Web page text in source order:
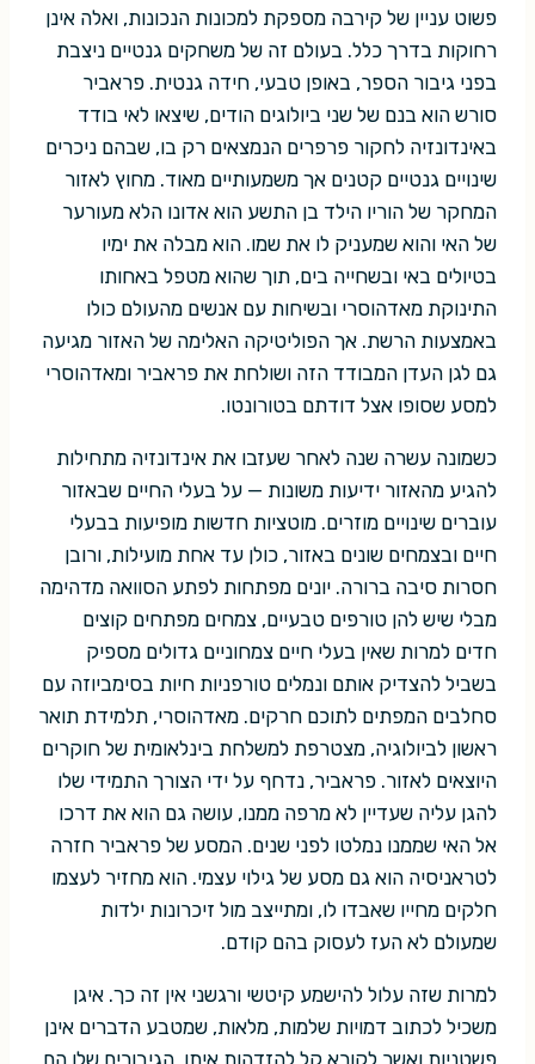
פשוט עניין של קירבה מספקת למכונות הנכונות, ואלה אינן
רחוקות בדרך כלל. בעולם זה של משחקים גנטיים ניצבת
בפני גיבור הספר, באופן טבעי, חידה גנטית. פראביר
סורש הוא בנם של שני ביולוגים הודים, שיצאו לאי בודד
באינדונזיה לחקור פרפרים הנמצאים רק בו, שבהם ניכרים
שינויים גנטיים קטנים אך משמעותיים מאוד. מחוץ לאזור
המחקר של הוריו הילד בן התשע הוא אדונו הלא מעורער
של האי והוא שמעניק לו את שמו. הוא מבלה את ימיו
בטיולים באי ובשחייה בים, תוך שהוא מטפל באחותו
התינוקת מאדהוסרי ובשיחות עם אנשים מהעולם כולו
באמצעות הרשת. אך הפוליטיקה האלימה של האזור מגיעה
גם לגן העדן המבודד הזה ושולחת את פראביר ומאדהוסרי
למסע שסופו אצל דודתם בטורונטו.
כשמונה עשרה שנה לאחר שעזבו את אינדונזיה מתחילות
להגיע מהאזור ידיעות משונות — על בעלי החיים שבאזור
עוברים שינויים מוזרים. מוטציות חדשות מופיעות בבעלי
חיים ובצמחים שונים באזור, כולן עד אחת מועילות, ורובן
חסרות סיבה ברורה. יונים מפתחות לפתע הסוואה מדהימה
מבלי שיש להן טורפים טבעיים, צמחים מפתחים קוצים
חדים למרות שאין בעלי חיים צמחוניים גדולים מספיק
בשביל להצדיק אותם ונמלים טורפניות חיות בסימביוזה עם
סחלבים המפתים לתוכם חרקים. מאדהוסרי, תלמידת תואר
ראשון לביולוגיה, מצטרפת למשלחת בינלאומית של חוקרים
היוצאים לאזור. פראביר, נדחף על ידי הצורך התמידי שלו
להגן עליה שעדיין לא מרפה ממנו, עושה גם הוא את דרכו
אל האי שממנו נמלטו לפני שנים. המסע של פראביר חזרה
לטראניסיה הוא גם מסע של גילוי עצמי. הוא מחזיר לעצמו
חלקים מחייו שאבדו לו, ומתייצב מול זיכרונות ילדות
שמעולם לא העז לעסוק בהם קודם.
למרות שזה עלול להישמע קיטשי ורגשני אין זה כך. איגן
משכיל לכתוב דמויות שלמות, מלאות, שמטבע הדברים אינן